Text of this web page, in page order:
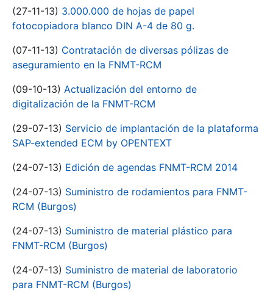
(27-11-13) 3.000.000 de hojas de papel
fotocopiadora blanco DIN A-4 de 80 g.
(07-11-13) Contratación de diversas pólizas de
aseguramiento en la FNMT-RCM
(09-10-13) Actualización del entorno de
digitalización de la FNMT-RCM
(29-07-13) Servicio de implantación de la plataforma
SAP-extended ECM by OPENTEXT
(24-07-13) Edición de agendas FNMT-RCM 2014
(24-07-13) Suministro de rodamientos para FNMT-
RCM (Burgos)
(24-07-13) Suministro de material plástico para
FNMT-RCM (Burgos)
(24-07-13) Suministro de material de laboratorio
para FNMT-RCM (Burgos)